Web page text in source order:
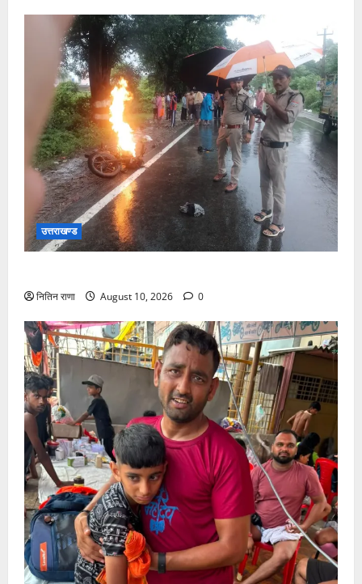
उत्तराखण्ड
नितिन राणा August 10, 2026 0